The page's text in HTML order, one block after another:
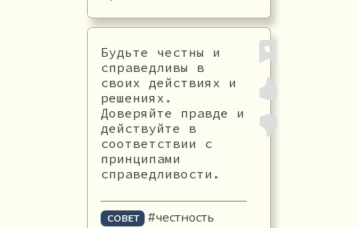
Будьте честны и
справедливы в
своих действиях и
решениях.
Доверяйте правде и
действуйте в
соответствии с
принципами
справедливости.
СОВЕТ
#честность